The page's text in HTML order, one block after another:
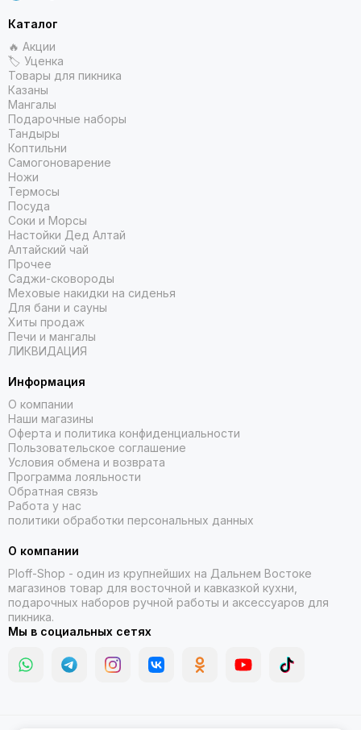
Каталог
🔥 Акции
🏷 Уценка
Товары для пикника
Казаны
Мангалы
Подарочные наборы
Тандыры
Коптильни
Самогоноварение
Ножи
Термосы
Посуда
Соки и Морсы
Настойки Дед Алтай
Алтайский чай
Прочее
Саджи-сковороды
Меховые накидки на сиденья
Для бани и сауны
Хиты продаж
Печи и мангалы
ЛИКВИДАЦИЯ
Информация
О компании
Наши магазины
Оферта и политика конфиденциальности
Пользовательское соглашение
Условия обмена и возврата
Программа лояльности
Обратная связь
Работа у нас
политики обработки персональных данных
О компании
Ploff-Shop - один из крупнейших на Дальнем Востоке
магазинов товар для восточной и кавказкой кухни,
подарочных наборов ручной работы и аксессуаров для
пикника.
Мы в социальных сетях